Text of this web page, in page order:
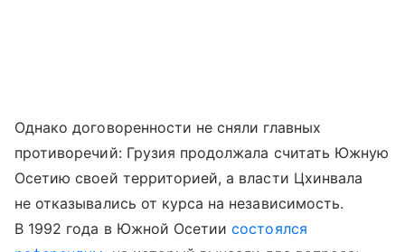
Однако договоренности не сняли главных
противоречий: Грузия продолжала считать Южную
Осетию своей территорией, а власти Цхинвала
не отказывались от курса на независимость.
В 1992 года в Южной Осетиисостоялся